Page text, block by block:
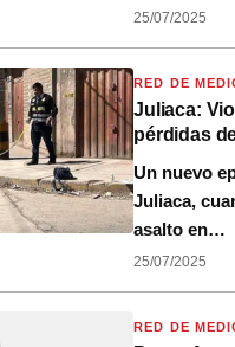
25/07/2025
RED DE
Juliaca:
pérdidas
Un nuevo
Juliaca,
asalto en…
25/07/2025
RED DE